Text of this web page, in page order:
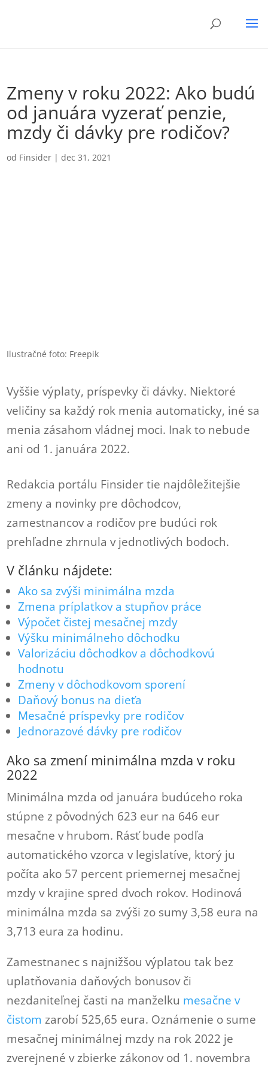
Zmeny v roku 2022: Ako budú
od januára vyzerať penzie,
mzdy či dávky pre rodičov?
od Finsider |dec 31, 2021
Ilustračné foto: Freepik
Vyššie výplaty, príspevky či dávky. Niektoré
veličiny sa každý rok menia automaticky, iné sa
menia zásahom vládnej moci. Inak to nebude
ani od 1. januára 2022.
Redakcia portálu Finsider tie najdôležitejšie
zmeny a novinky pre dôchodcov,
zamestnancov a rodičov pre budúci rok
prehľadne zhrnula v jednotlivých bodoch.
V článku nájdete:
Ako sa zvýši minimálna mzda
Zmena príplatkov a stupňov práce
Výpočet čistej mesačnej mzdy
Výšku minimálneho dôchodku
Valorizáciu dôchodkov a dôchodkovú
hodnotu
Zmeny v dôchodkovom sporení
Daňový bonus na dieťa
Mesačné príspevky pre rodičov
Jednorazové dávky pre rodičov
Ako sa zmení minimálna mzda v roku
2022
Minimálna mzda od januára budúceho roka
stúpne z pôvodných 623 eur na 646 eur
mesačne v hrubom. Rásť bude podľa
automatického vzorca v legislatíve, ktorý ju
počíta ako 57 percent priemernej mesačnej
mzdy v krajine spred dvoch rokov. Hodinová
minimálna mzda sa zvýši zo sumy 3,58 eura na
3,713 eura za hodinu.
Zamestnanec s najnižšou výplatou tak bez
uplatňovania daňových bonusov či
nezdaniteľnej časti na manželku mesačne v
čistom zarobí 525,65 eura. Oznámenie o sume
mesačnej minimálnej mzdy na rok 2022 je
zverejnené v zbierke zákonov od 1. novembra